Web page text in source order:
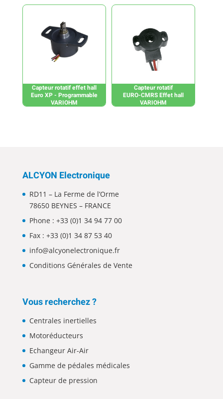
Capteur rotatif effet hall
Euro XP - Programmable
VARIOHM
Capteur rotatif
EURO-CMRS Effet hall
VARIOHM
ALCYON Electronique
RD11 – La Ferme de l’Orme
78650 BEYNES – FRANCE
Phone : +33 (0)1 34 94 77 00
Fax : +33 (0)1 34 87 53 40
info@alcyonelectronique.fr
Conditions Générales de Vente
Vous recherchez ?
Centrales inertielles
Motoréducteurs
Echangeur Air-Air
Gamme de pédales médicales
Capteur de pression